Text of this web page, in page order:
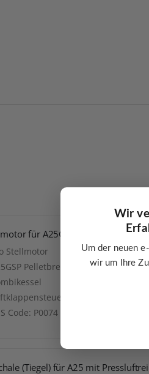
Wir
Um der neuen
wir um Ihre
für A25GSP Pelletbrenner
Stellmotor
Pelletbrenner
Code: P0074
(Tiegel) für A25 mit